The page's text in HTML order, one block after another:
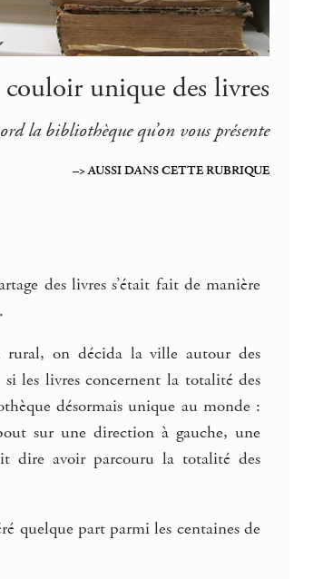
unique des livres
la bibliothèque qu’on vous présente
–> AUSSI DANS CETTE RUBRIQUE
des livres s’était fait de manière
rural, on décida la ville autour des
les livres concernent la totalité des
désormais unique au monde :
sur une direction à gauche, une
dire avoir parcouru la totalité des
quelque part parmi les centaines de